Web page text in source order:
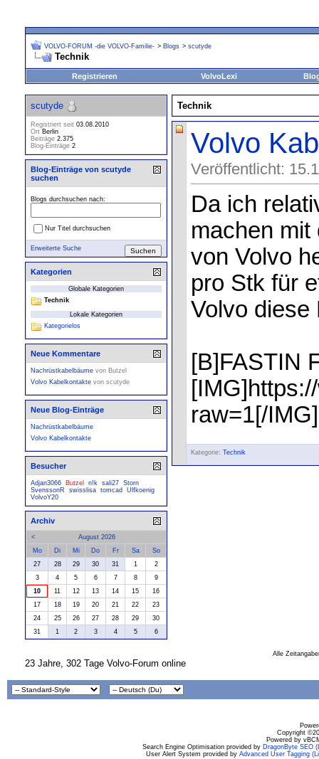
VOLVO-FORUM -die VOLVO-Familie- > Blogs > scutyde
Technik
Registrieren VolvoLexi
Technik
Volvo
Veröffentlicht:
Da ich
machen
von Volvo
pro Stk für
Volvo diese
[B]FASTIN
raw=1[/
Kategorie: Technik
scutyde
Registriert seit 03.08.2010
Ort Berlin
Beiträge 2.375
Blog-Einträge 2
Blog-Einträge von scutyde
suchen
Blogs durchsuchen nach:
Nur Titel durchsuchen
Erweiterte Suche
Kategorien
Globale Kategorien
Technik
Lokale Kategorien
Kategorielos
Neue Kommentare
Nachrüstkabelbäume von Butzel
Volvo Kabelkontakte von scutyde
Neue Blog-Einträge
Nachrüstkabelbäume
Volvo Kabelkontakte
Besucher
Adjan3066 Butzel n!k sali27 Storn
SvenssonR
swisslisa tomcad
Ulfkoenig
VolvoY20
Archiv
<
August 2026
Mo
Di Mi Do Fr Sa
So
27
28 29 30 31 1
2
3
4 5 6 7 8
9
10
11 12 13 14 15
16
17
18 19 20 21 22
23
24
25 26 27 28 29
30
31
1 2 3 4 5 6
Alle
23 Jahre, 302 Tage Volvo-Forum online
Copyright
Powered by
Search Engine Optimisation provided by DragonByte SEO
User Alert System provided by Advanced User Tagging